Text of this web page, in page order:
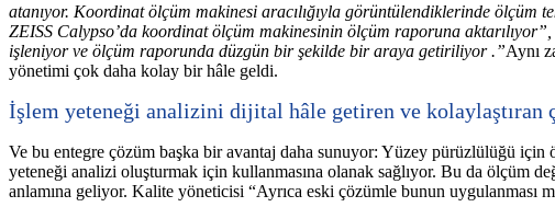
atanıyor. Koordinat ölçüm makinesi aracılığıyla görüntülendiklerinde ölçüm
ZEISS Calypso’da koordinat ölçüm makinesinin ölçüm raporuna aktarılıyor”,
işleniyor ve ölçüm raporunda düzgün bir şekilde bir araya getiriliyor .”Aynı
yönetimi çok daha kolay bir hâle geldi.
İşlem yeteneği analizini dijital hâle getiren ve kolaylaştıran
Ve bu entegre çözüm başka bir avantaj daha sunuyor: Yüzey pürüzlülüğü için
yeteneği analizi oluşturmak için kullanmasına olanak sağlıyor. Bu da ölçüm
anlamına geliyor. Kalite yöneticisi “Ayrıca eski çözümle bunun